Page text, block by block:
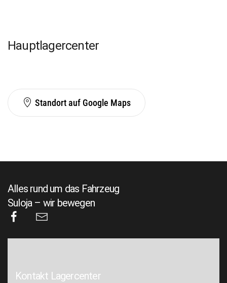
Hauptlagercenter
Standort auf Google Maps
Alles rund um das Fahrzeug
Suloja – wir bewegen
Kontakt Lagercenter